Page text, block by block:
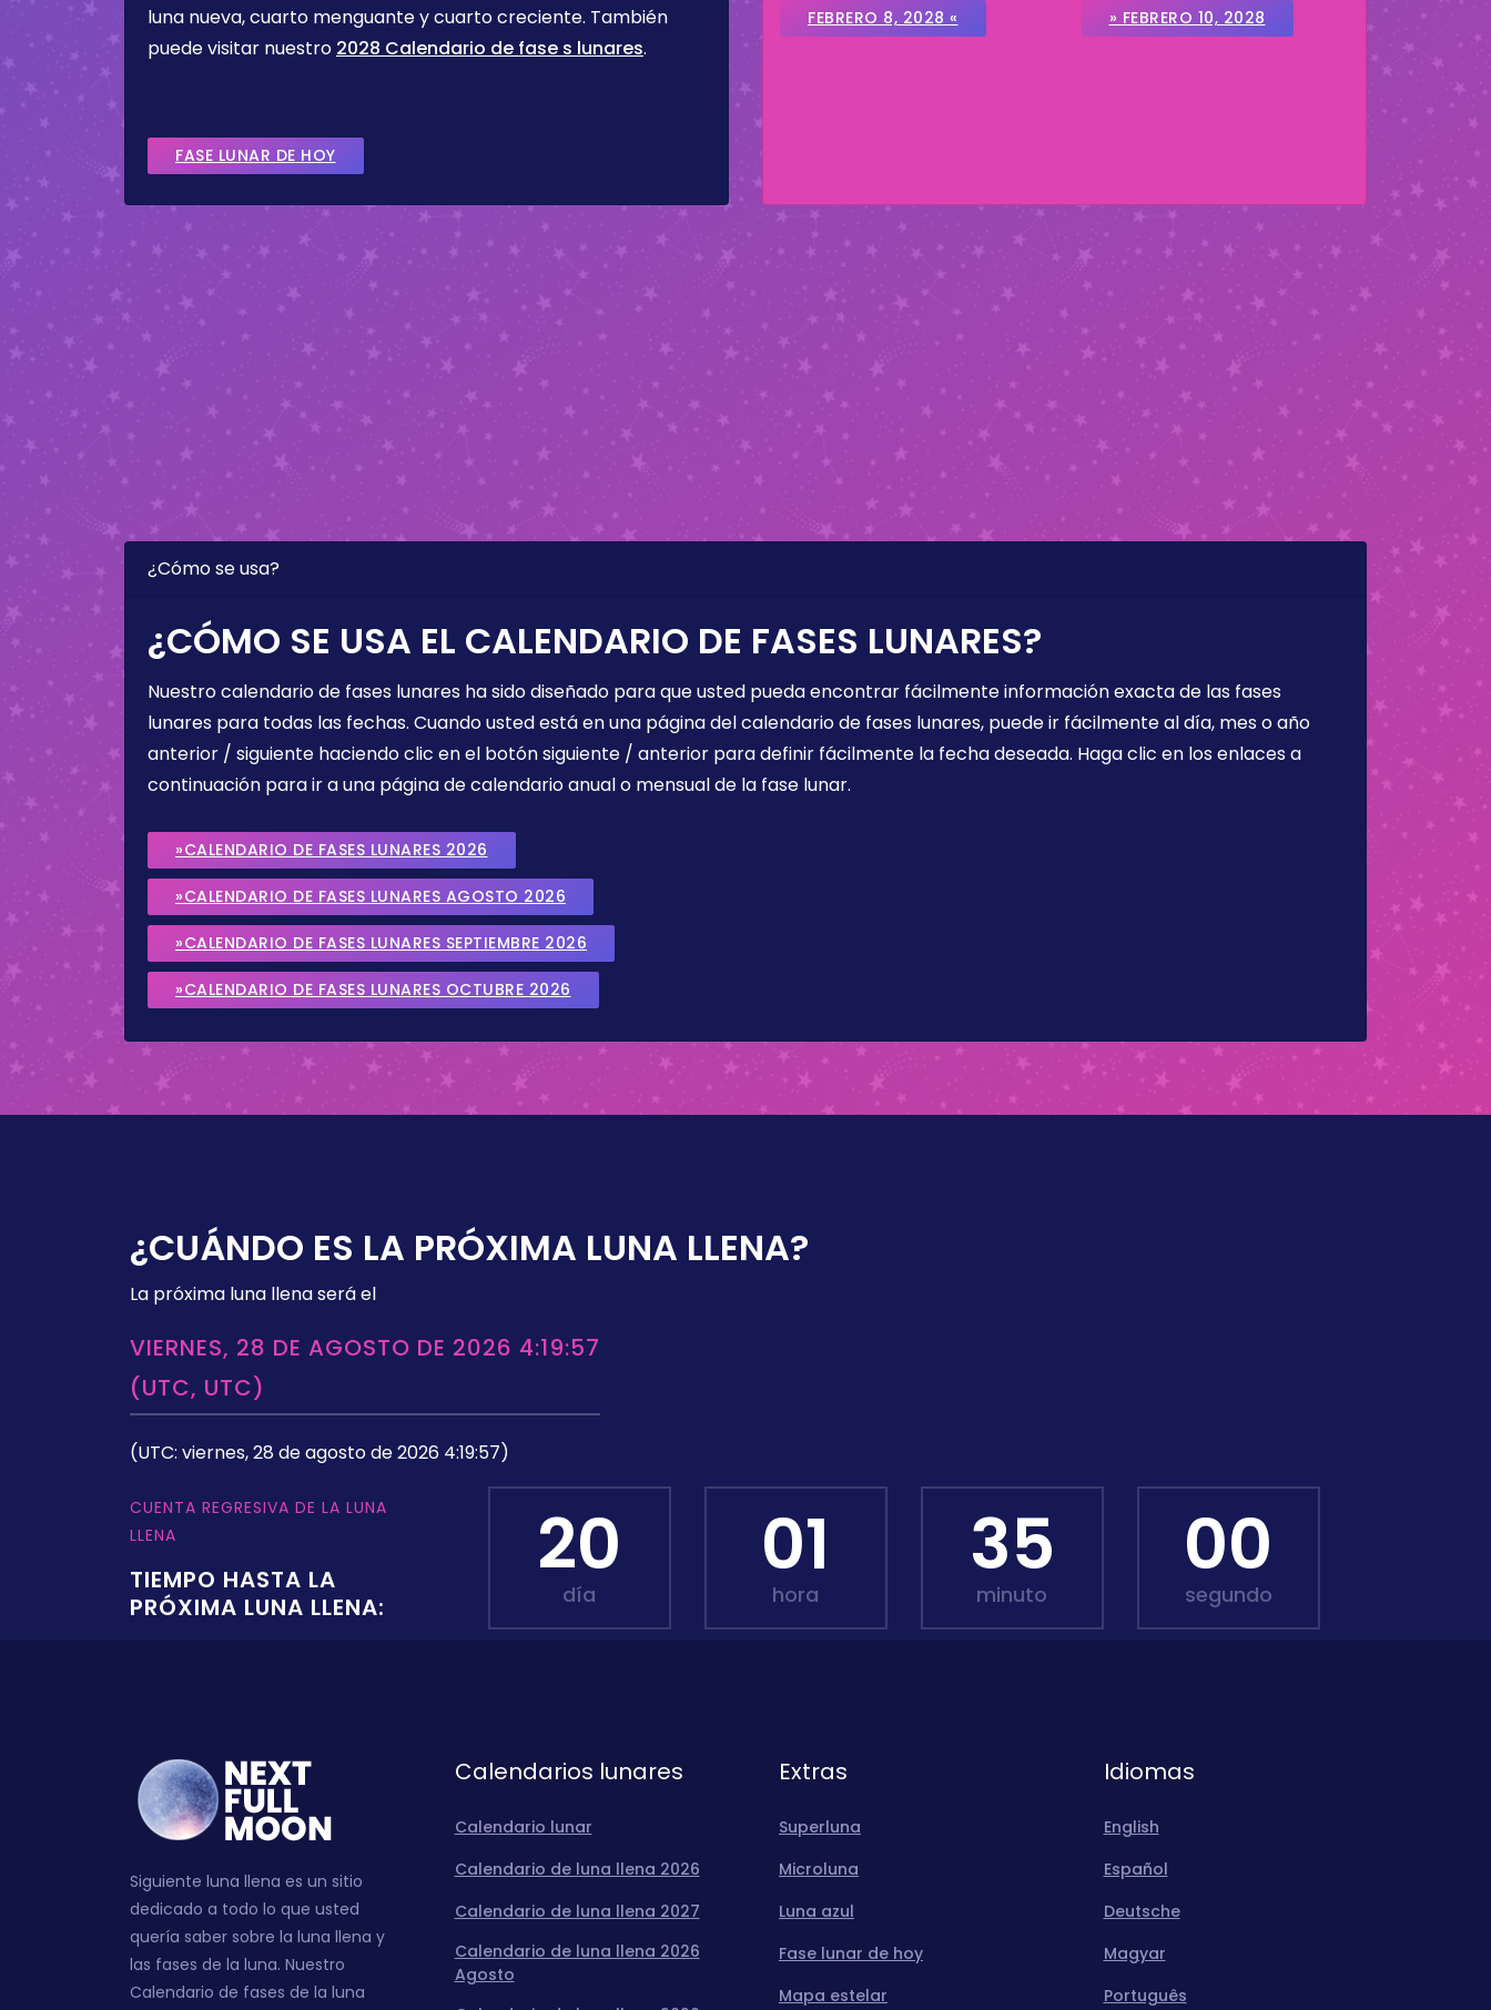
luna nueva, cuarto menguante y cuarto creciente. También
puede visitar nuestro 2028 Calendario de fase s lunares.
FASE LUNAR DE HOY
FEBRERO 8, 2028 « » FEBRERO 10, 2028
¿Cómo se usa?
¿CÓMO SE USA EL CALENDARIO DE FASES LUNARES?
Nuestro calendario de fases lunares ha sido diseñado para que usted pueda encontrar fácilmente información exacta de las fases
lunares para todas las fechas. Cuando usted está en una página del calendario de fases lunares, puede ir fácilmente al día, mes o año
anterior / siguiente haciendo clic en el botón siguiente / anterior para definir fácilmente la fecha deseada. Haga clic en los enlaces a
continuación para ir a una página de calendario anual o mensual de la fase lunar.
»CALENDARIO DE FASES LUNARES 2026
»CALENDARIO DE FASES LUNARES AGOSTO 2026
»CALENDARIO DE FASES LUNARES SEPTIEMBRE 2026
»CALENDARIO DE FASES LUNARES OCTUBRE 2026
¿CUÁNDO ES LA PRÓXIMA LUNA LLENA?
La próxima luna llena será el
VIERNES, 28 DE AGOSTO DE 2026 4:19:57
(UTC, UTC)
(UTC: viernes, 28 de agosto de 2026 4:19:57)
CUENTA REGRESIVA DE LA LUNA
LLENA
TIEMPO HASTA LA
PRÓXIMA LUNA LLENA:
20
día
01
hora
34
minuto
59
segundo
Siguiente luna llena es un sitio
dedicado a todo lo que usted
quería saber sobre la luna llena y
las fases de la luna. Nuestro
Calendario de fases de la luna
Calendarios lunares
Calendario lunar
Calendario de luna llena 2026
Calendario de luna llena 2027
Calendario de luna llena 2026
Agosto
Extras
Superluna
Microluna
Luna azul
Fase lunar de hoy
Mapa estelar
Idiomas
English
Español
Deutsche
Magyar
Português